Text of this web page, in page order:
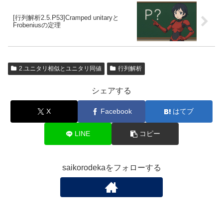
[行列解析2.5.P53]Cramped unitaryと
Frobeniusの定理
2.ユニタリ相似とユニタリ同値 行列解析
シェアする
X Facebook はてブ
LINE コピー
saikorodekaをフォローする